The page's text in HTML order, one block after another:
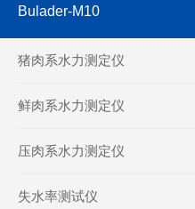
Bulader-M10
猪肉系水力测定仪
鲜肉系水力测定仪
压肉系水力测定仪
失水率测试仪